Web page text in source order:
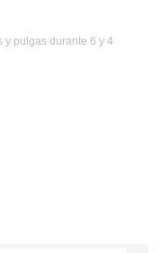
y pulgas durante 6 y 4